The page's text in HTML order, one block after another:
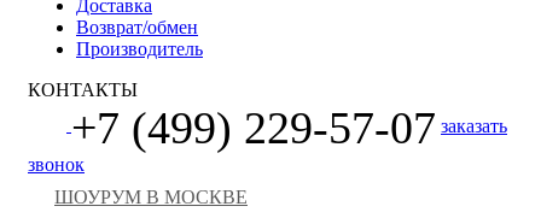
Доставка
Возврат/обмен
Производитель
КОНТАКТЫ
+7 (499) 229-57-07 заказать
звонок
ШОУРУМ В МОСКВЕ